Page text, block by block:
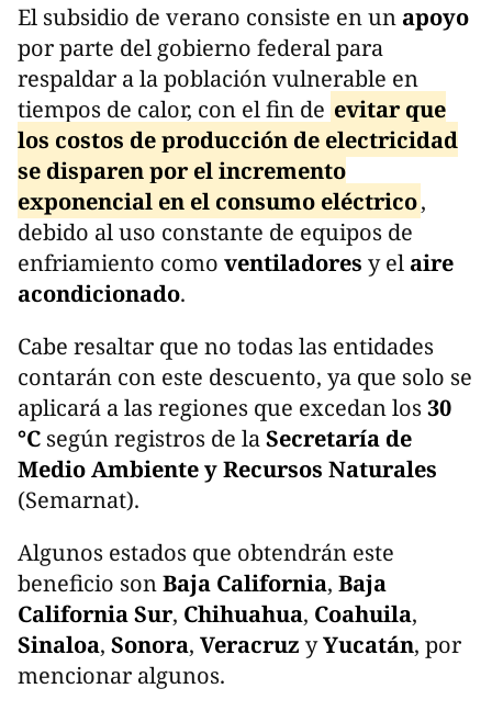
El subsidio de verano consiste en un apoyo
por parte del gobierno federal para
respaldar a la población vulnerable en
tiempos de calor, con el fin de evitar que
los costos de producción de electricidad
se disparen por el incremento
exponencial en el consumo eléctrico,
debido al uso constante de equipos de
enfriamiento como ventiladores y el aire
acondicionado.
Cabe resaltar que no todas las entidades
contarán con este descuento, ya que solo se
aplicará a las regiones que excedan los 30
°C según registros de laSecretaría de
Medio Ambiente y Recursos Naturales
(Semarnat).
Algunos estados que obtendrán este
beneficio sonBaja California, Baja
California Sur, Chihuahua, Coahuila,
Sinaloa, Sonora, Veracruz yYucatán, por
mencionar algunos.